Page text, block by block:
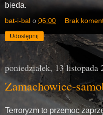
bieda.
bat-i-bal o 06:00 Brak
Udostępnij
poniedziałek, 13 listopada
Zamachowiec-
Terroryzm to przemoc